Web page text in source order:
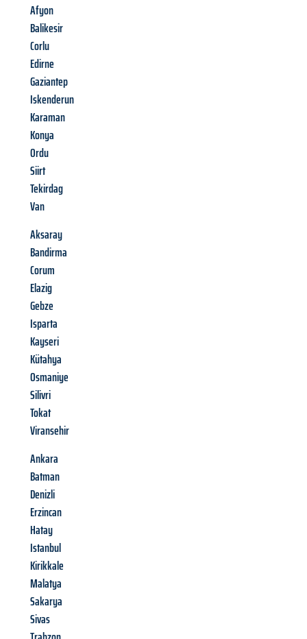
Afyon
Balikesir
Corlu
Edirne
Gaziantep
Iskenderun
Karaman
Konya
Ordu
Siirt
Tekirdag
Van
Aksaray
Bandirma
Corum
Elazig
Gebze
Isparta
Kayseri
Kütahya
Osmaniye
Silivri
Tokat
Viransehir
Ankara
Batman
Denizli
Erzincan
Hatay
Istanbul
Kirikkale
Malatya
Sakarya
Sivas